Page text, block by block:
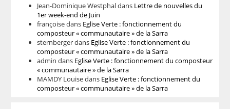
Jean-Dominique Westphaldans Lettre de nouvelles du
1er week-end de Juin
françoisedans Eglise Verte : fonctionnement du
composteur « communautaire » de la Sarra
sternbergerdans Eglise Verte : fonctionnement du
composteur « communautaire » de la Sarra
admin dans Eglise Verte : fonctionnement du composteur
« communautaire » de la Sarra
MAMDY Louisedans Eglise Verte : fonctionnement du
composteur « communautaire » de la Sarra